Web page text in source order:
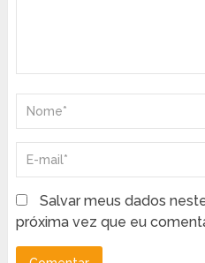
Salvar meus dados
próxima vez que eu